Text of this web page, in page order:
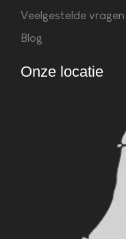
Veelgestelde vragen
Blog
Onze locatie